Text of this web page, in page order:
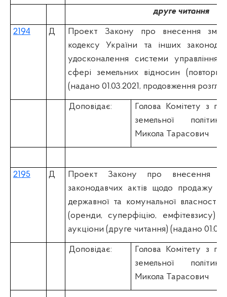
друге читання
2194 Д
Проект Закону про внесення
кодексу України та інших
удосконалення системи управління
сфері земельних відносин
(надано 01.03.2021, продовження
Доповідає:
Голова Комітету з
земельної
Микола Тарасович
2195 Д
Проект Закону про внесення
законодавчих актів щодо продажу
державної та комунальної
(оренди, суперфіцію, емфітевзису)
аукціони (друге читання) (надано
Доповідає:
Голова Комітету з
земельної
Микола Тарасович